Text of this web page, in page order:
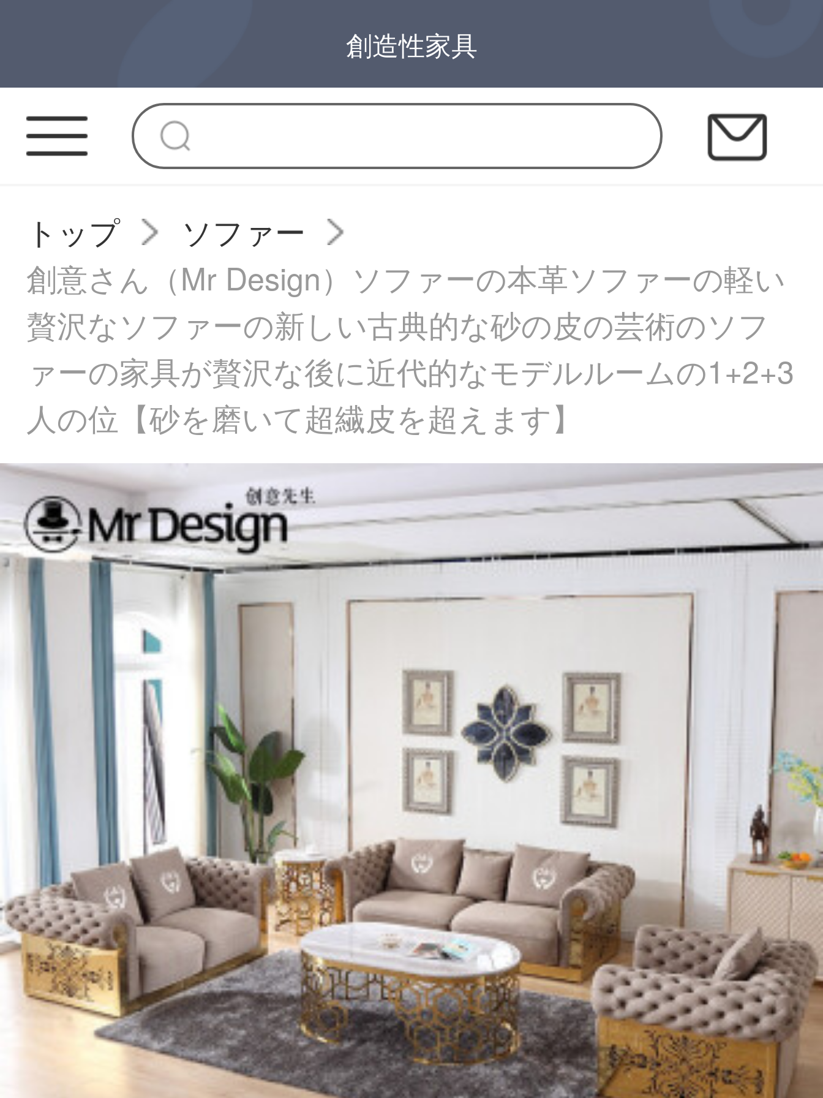
創造性家具
トップ
ソファー
創意さん（Mr Design）ソファーの本革ソファーの軽い
贅沢なソファーの新しい古典的な砂の皮の芸術のソフ
ァーの家具が贅沢な後に近代的なモデルルームの1+2+3
人の位【砂を磨いて超繊皮を超えます】